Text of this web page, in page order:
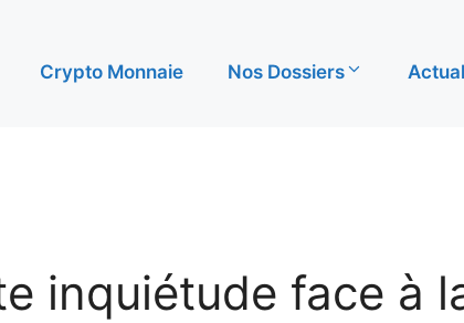
Crypto Monnaie Nos Dossiers
inquiétude face à